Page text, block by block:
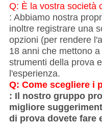
Q: È la vostra società
: Abbiamo nostra
inoltre registrare una
opzioni (per rendere
18 anni che mettono
strumenti della prova
l'esperienza.
Q: Come scegliere i
: Il nostro gruppo
migliore
di prova dovete fare